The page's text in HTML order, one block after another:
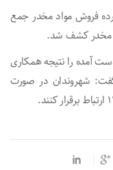
متجاهر و خرده فروش مواد مخدر جمع
مخدر کشف شد.
آمده را نتیجه همکاری
شهروندان در صورت